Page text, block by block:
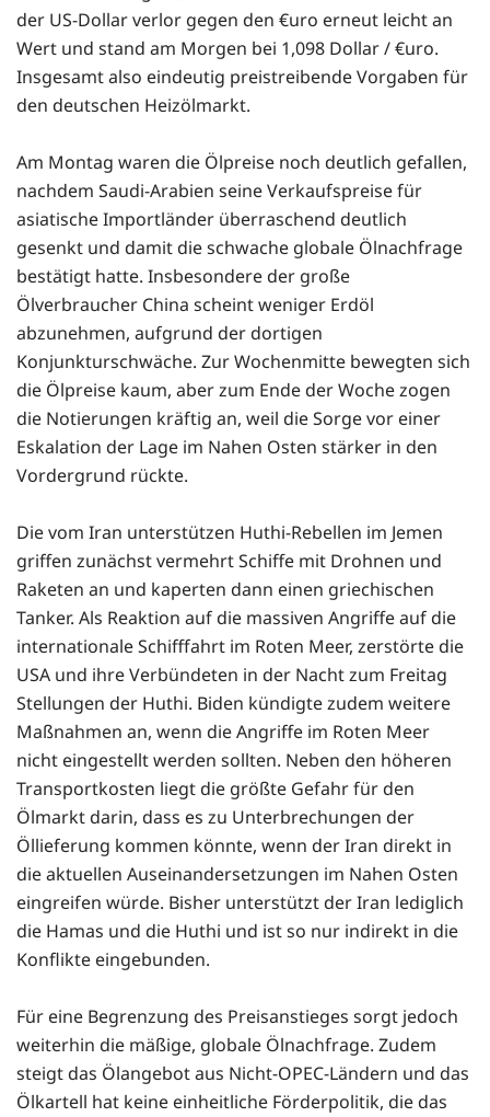
der US-Dollar verlor gegen den €uro erneut leicht an
Wert und stand am Morgen bei 1,098 Dollar / €uro.
Insgesamt also eindeutig preistreibende Vorgaben für
den deutschen Heizölmarkt.
Am Montag waren die Ölpreise noch deutlich gefallen,
nachdem Saudi-Arabien seine Verkaufspreise für
asiatische Importländer überraschend deutlich
gesenkt und damit die schwache globale Ölnachfrage
bestätigt hatte. Insbesondere der große
Ölverbraucher China scheint weniger Erdöl
abzunehmen, aufgrund der dortigen
Konjunkturschwäche. Zur Wochenmitte bewegten sich
die Ölpreise kaum, aber zum Ende der Woche zogen
die Notierungen kräftig an, weil die Sorge vor einer
Eskalation der Lage im Nahen Osten stärker in den
Vordergrund rückte.
Die vom Iran unterstützen Huthi-Rebellen im Jemen
griffen zunächst vermehrt Schiffe mit Drohnen und
Raketen an und kaperten dann einen griechischen
Tanker. Als Reaktion auf die massiven Angriffe auf die
internationale Schifffahrt im Roten Meer, zerstörte die
USA und ihre Verbündeten in der Nacht zum Freitag
Stellungen der Huthi. Biden kündigte zudem weitere
Maßnahmen an, wenn die Angriffe im Roten Meer
nicht eingestellt werden sollten. Neben den höheren
Transportkosten liegt die größte Gefahr für den
Ölmarkt darin, dass es zu Unterbrechungen der
Öllieferung kommen könnte, wenn der Iran direkt in
die aktuellen Auseinandersetzungen im Nahen Osten
eingreifen würde. Bisher unterstützt der Iran lediglich
die Hamas und die Huthi und ist so nur indirekt in die
Konflikte eingebunden.
Für eine Begrenzung des Preisanstieges sorgt jedoch
weiterhin die mäßige, globale Ölnachfrage. Zudem
steigt das Ölangebot aus Nicht-OPEC-Ländern und das
Ölkartell hat keine einheitliche Förderpolitik, die das